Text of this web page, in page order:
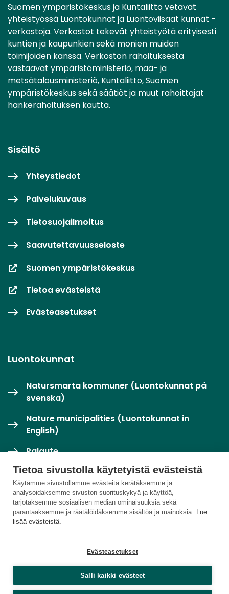
Tietoa sivustolla käytetyistä evästeistä
Käytämme sivustollamme evästeitä kerätäksemme ja
analysoidaksemme sivuston suorituskykyä ja käyttöä,
tarjotaksemme sosiaalisen median ominaisuuksia sekä
parantaaksemme ja räätälöidäksemme sisältöä ja mainoksia. Lue
lisää evästeistä.
Evästeasetukset
Salli kaikki evästeet
Suomen ympäristökeskus ja Kuntaliitto vetävät
yhteistyössä Luontokunnat ja Luontoviisaat kunnat -
verkostoja. Verkostot tekevät yhteistyötä erityisesti
kuntien ja kaupunkien sekä monien muiden
toimijoiden kanssa. Verkoston rahoituksesta
vastaavat ympäristöministeriö, maa- ja
metsätalousministeriö, Kuntaliitto, Suomen
ympäristökeskus sekä säätiöt ja muut rahoittajat
hankerahoituksen kautta.
Sisältö
Yhteystiedot
Palvelukuvaus
Tietosuojailmoitus
Saavutettavuusseloste
Suomen ympäristökeskus
Tietoa evästeistä
Evästeasetukset
Luontokunnat
Natursmarta kommuner (Luontokunnat på
svenska)
Nature municipalities (Luontokunnat in
English)
Palaute
Twitter / X
Luontoloikka-palvelu